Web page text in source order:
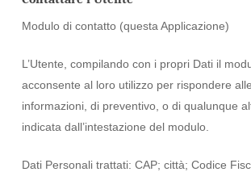
Modulo di contatto (questa Applicazione)
L’Utente, compilando con i propri Dati il
acconsente al loro utilizzo per rispondere
informazioni, di preventivo, o di qualunque
indicata dall’intestazione del modulo.
Dati Personali trattati: CAP; città; Codice